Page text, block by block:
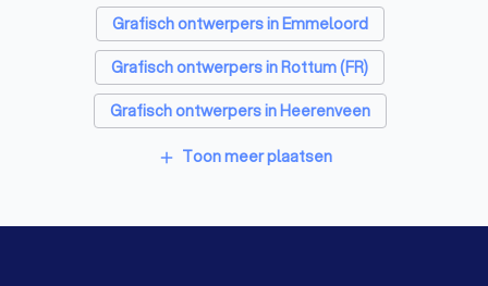
Grafisch ontwerpers in Emmeloord
Grafisch ontwerpers in Rottum (FR)
Grafisch ontwerpers in Heerenveen
Grafisch ontwerpers in Wolvega
add Toon meer plaatsen